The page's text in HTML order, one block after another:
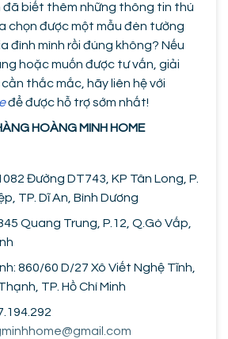
đã biết thêm những thông tin thú
chọn được một mẫu đèn tường
đình mình rồi đúng không? Nếu
hoặc muốn được tư vấn, giải
thắc mắc, hãy liên hệ với
để được hỗ trợ sớm nhất!
HOÀNG MINH HOME
Đường DT743, KP Tân Long, P.
TP. Dĩ An, Bình Dương
Quang Trung, P.12, Q.Gò Vấp,
860/60 D/27 Xô Viết Nghệ Tĩnh,
TP. Hồ Chí Minh